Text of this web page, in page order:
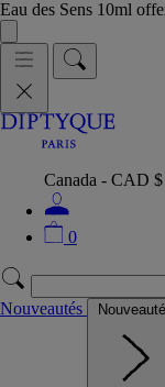
Eau des Sens 10ml
Canada - CAD $
0
Nouveautés